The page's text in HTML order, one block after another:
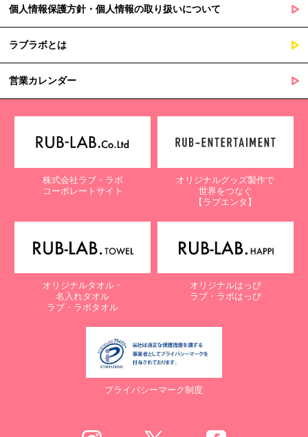
個人情報保護方針・個人情報の取り扱いについて
ラブラボとは
営業カレンダー
株式会社ラブ・ラボ
コーポレートサイト
オリジナルグッズ製作で
世界をつなぐ
【ラブエンタ】
オリジナルタオル・
名入れタオル
ラブ・ラボタオル
オリジナルはっぴ
ラブ・ラボはっぴ
プライバシーマーク制度